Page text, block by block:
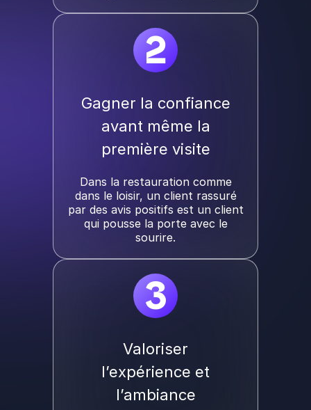
2
Gagner la confiance
avant même la
première visite
Dans la restauration comme
dans le loisir, un client rassuré
par des avis positifs est un client
qui pousse la porte avec le
sourire.
3
Valoriser
l’expérience et
l’ambiance